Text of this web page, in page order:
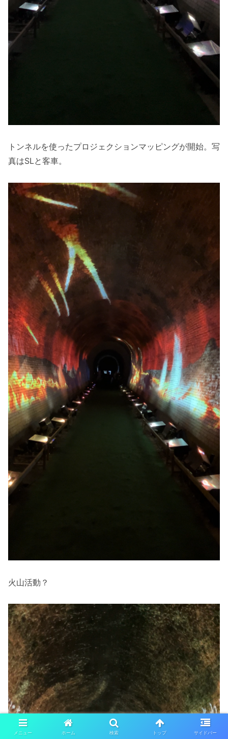
トンネルを使ったプロジェクションマッピングが開始。写
真はSLと客車。
火山活動？
メニュー ホーム 検索 トップ サイドバー